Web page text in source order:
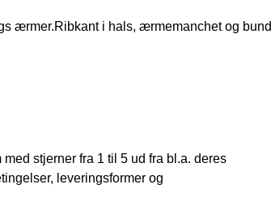
ærmer.Ribkant i hals, ærmemanchet og bund
stjerner fra 1 til 5 ud fra bl.a. deres
leveringsformer og